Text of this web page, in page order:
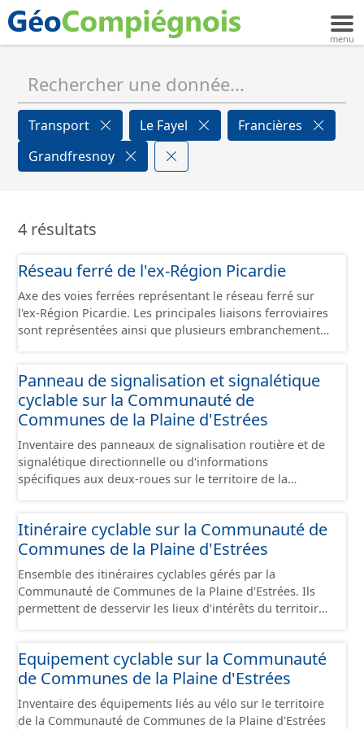
Transport Le Fayel
Francières
Grandfresnoy
4 résultats
Réseau ferré de l'ex-Région Picardie
Axe des voies ferrées représentant le réseau ferré sur
l'ex-Région Picardie. Les principales liaisons ferroviaires
sont représentées ainsi que plusieurs embranchements
sont désaffectées mais sont toujours physiquement
présentes sur le terrain.
Panneau de signalisation et signalétique
cyclable sur la Communauté de
Communes de la Plaine d'Estrées
Inventaire des panneaux de signalisation routière et de
signalétique directionnelle ou d'informations
spécifiques aux deux-roues sur le territoire de la
en cours de réalisation. Cet inventaire est en cours, la
donnée n'est donc pas exhaustive.
Itinéraire cyclable sur la Communauté de
Communes de la Plaine d'Estrées
Ensemble des itinéraires cyclables gérés par la
Communauté de Communes de la Plaine d'Estrées. Ils
permettent de desservir les lieux d'intérêts du territoire
de bonnes conditions. Ils peuvent emprunter tout type
de voies sécurisées : voie verte, piste cyclable, voie à
couloir partagé avec les bus, aire piétonne, bandes
Equipement cyclable sur la Communauté
de Communes de la Plaine d'Estrées
Inventaire des équipements liés au vélo sur le territoire
de la Communauté de Communes de la Plaine d'Estrées